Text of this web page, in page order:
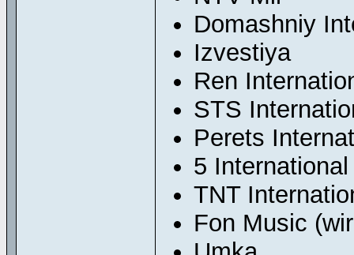
Domashniy
Izvestiya
Ren
STS
Perets
5 International
TNT
Fon Music